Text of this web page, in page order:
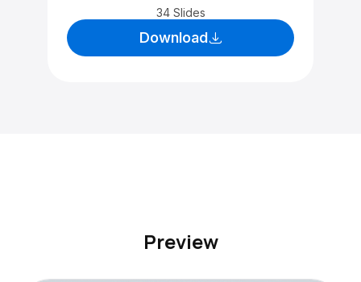
34 Slides
Download
Preview